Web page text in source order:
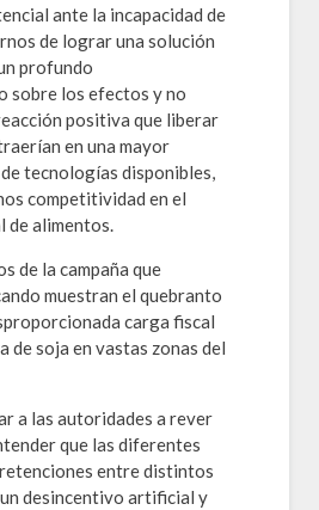
ante la incapacidad de
de lograr una solución
profundo
sobre los efectos y no
positiva que liberar
en una mayor
tecnologías disponibles,
competitividad en el
de alimentos.
de la campaña que
muestran el quebranto
carga fiscal
de soja en vastas zonas del
a las autoridades a rever
que las diferentes
entre distintos
desincentivo artificial y